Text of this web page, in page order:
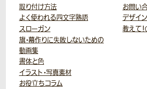
取り付け方法
よく使われる四文字熟語
スローガン
旗・幕作りに失敗しないための
動画集
書体と色
イラスト・写真素材
お役立ちコラム
お問い
デザイ
教えて